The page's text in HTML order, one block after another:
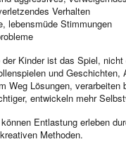
Verhalten
lebensmüde Stimmungen
der Kinder ist das Spiel,
und
Weg Lösungen,
entwickeln mehr
Entlastung erleben
Methoden.